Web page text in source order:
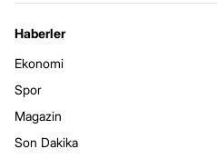
Haberler
Ekonomi
Spor
Magazin
Son Dakika